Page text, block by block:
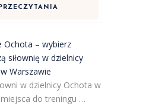
Ochota – wybierz
siłownię w dzielnicy
Warszawie
w dzielnicy Ochota w
do treningu …